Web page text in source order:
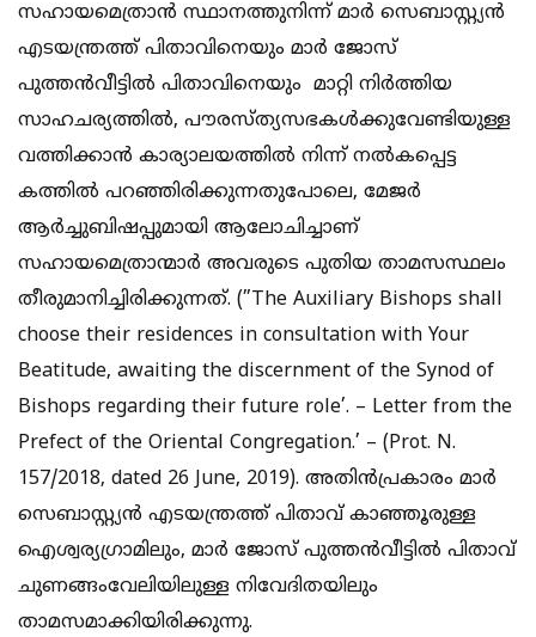
സഹായമെത്രാന്‍ സ്ഥാനത്തുനിന്ന് മാര്‍ സെബാസ്റ്റ്യന്‍
എടയന്ത്രത്ത് പിതാവിനെയും മാര്‍ ജോസ്
പുത്തന്‍വീട്ടില്‍ പിതാവിനെയും മാറ്റി നിര്‍ത്തിയ
സാഹചര്യത്തില്‍, പൗരസ്ത്യസഭകള്‍ക്കുവേണ്ടിയുള്ള
വത്തിക്കാന്‍ കാര്യാലയത്തില്‍ നിന്ന് നല്‍കപ്പെട്ട
കത്തില്‍ പറഞ്ഞിരിക്കുന്നതുപോലെ, മേജര്‍
ആര്‍ച്ചുബിഷപ്പുമായി ആലോചിച്ചാണ്
സഹായമെത്രാന്മാര്‍ അവരുടെ പുതിയ താമസസ്ഥലം
തീരുമാനിച്ചിരിക്കുന്നത്. (”The Auxiliary Bishops shall
choose their residences in consultation with Your
Beatitude, awaiting the discernment of the Synod of
Bishops regarding their future role’. – Letter from the
Prefect of the Oriental Congregation.’ – (Prot. N.
157/2018, dated 26 June, 2019). അതിന്‍പ്രകാരം മാര്‍
സെബാസ്റ്റ്യന്‍ എടയന്ത്രത്ത് പിതാവ് കാഞ്ഞൂരുള്ള
ഐശ്വര്യഗ്രാമിലും, മാര്‍ ജോസ് പുത്തന്‍വീട്ടില്‍ പിതാവ്
ചുണങ്ങംവേലിയിലുള്ള നിവേദിതയിലും
താമസമാക്കിയിരിക്കുന്നു.